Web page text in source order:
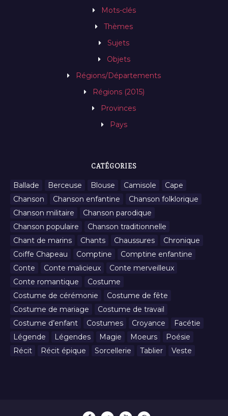
Mots-clés
Thèmes
Sujets
Objets
Régions/Départements
Régions (2015)
Provinces
Pays
CATÉGORIES
Ballade Berceuse Blouse Camisole
Cape
Chanson
Chanson enfantine
Chanson folklorique
Chanson militaire
Chanson parodique
Chanson populaire
Chanson traditionnelle
Chant de marins
Chants Chaussures
Chronique
Coiffe Chapeau
Comptine
Comptine enfantine
Conte
Conte malicieux
Conte merveilleux
Conte romantique
Costume
Costume de cérémonie
Costume de fête
Costume de mariage
Costume de travail
Costume d’enfant
Costumes Croyance
Facétie
Légende
Légendes Magie Moeurs
Poésie
Récit
Récit épique Sorcellerie Tablier Veste